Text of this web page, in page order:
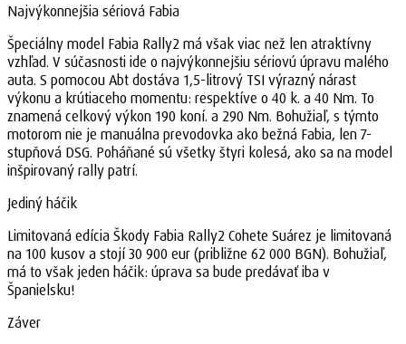
Najvýkonnejšia sériová Fabia
Špeciálny model Fabia Rally2 má však viac než len atraktívny
vzhľad. V súčasnosti ide o najvýkonnejšiu sériovú úpravu malého
auta. S pomocou Abt dostáva 1,5-litrový TSI výrazný nárast
výkonu a krútiaceho momentu: respektíve o 40 k. a 40 Nm. To
znamená celkový výkon 190 koní. a 290 Nm. Bohužiaľ, s týmto
motorom nie je manuálna prevodovka ako bežná Fabia, len 7-
stupňová DSG. Poháňané sú všetky štyri kolesá, ako sa na model
inšpirovaný rally patrí.
Jediný háčik
Limitovaná edícia Škody Fabia Rally2 Cohete Suárez je limitovaná
na 100 kusov a stojí 30 900 eur (približne 62 000 BGN). Bohužiaľ,
má to však jeden háčik: úprava sa bude predávať iba v
Španielsku!
Záver